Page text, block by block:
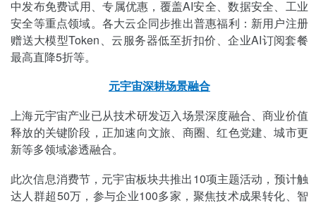
中发布免费试用、专属优惠，覆盖AI安全、数据安全、工业
安全等重点领域。各大云企同步推出普惠福利：新用户注册
赠送大模型Token、云服务器低至折扣价、企业AI订阅套餐
最高直降5折等。
元宇宙深耕场景融合
上海元宇宙产业已从技术研发迈入场景深度融合、商业价值
释放的关键阶段，正加速向文旅、商圈、红色党建、城市更
新等多领域渗透融合。
此次信息消费节，元宇宙板块共推出10项主题活动，预计触
达人群超50万，参与企业100多家，聚焦技术成果转化、智